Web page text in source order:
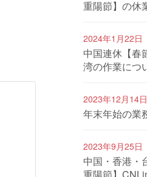
重陽節】の休
2024年1月22日
中国連休【春
湾の作業につ
2023年12月14日
年末年始の業
2023年9月25日
中国・香港・